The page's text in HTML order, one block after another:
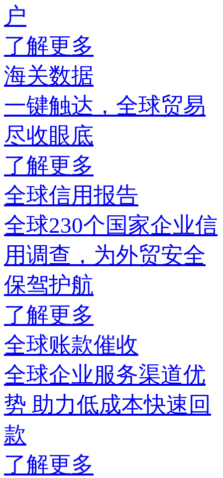
户
了解更多
海关数据
一键触达，全球贸易
尽收眼底
了解更多
全球信用报告
全球230个国家企业信
用调查，为外贸安全
保驾护航
了解更多
全球账款催收
全球企业服务渠道优
势 助力低成本快速回
款
了解更多